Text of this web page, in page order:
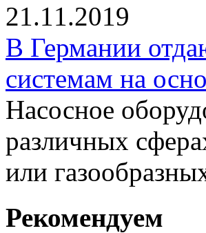
21.11.2019
В Германии
системам на
Насосное
различных
или
Рекомендуем